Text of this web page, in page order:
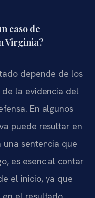
caso de
Virginia?
depende de los
de la evidencia del
En algunos
puede resultar en
una sentencia que
es esencial contar
el inicio, ya que
el resultado